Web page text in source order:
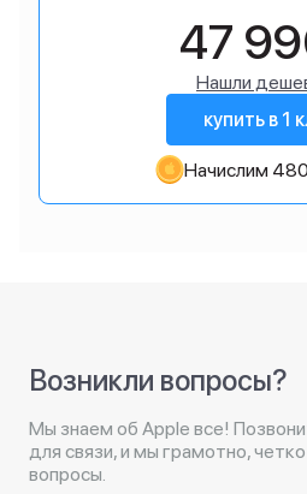
47
Нашли
купить в 1
Начислим
Возникли вопросы?
Мы знаем об Apple все!
для связи, и мы грамотно,
вопросы.